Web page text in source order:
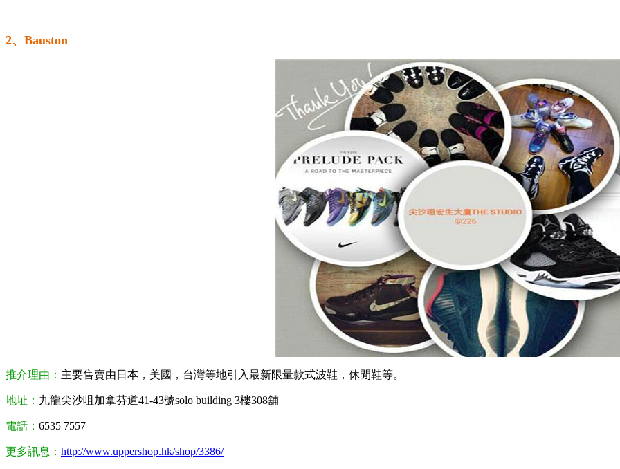
2、Bauston
推介理由： 主要售賣由日本，美國，台灣等地引入最新限量款式波鞋，休閒鞋等。
地址： 九龍尖沙咀加拿芬道41-43號solo building 3樓308舖
電話： 6535 7557
更多訊息： http://www.uppershop.hk/shop/3386/